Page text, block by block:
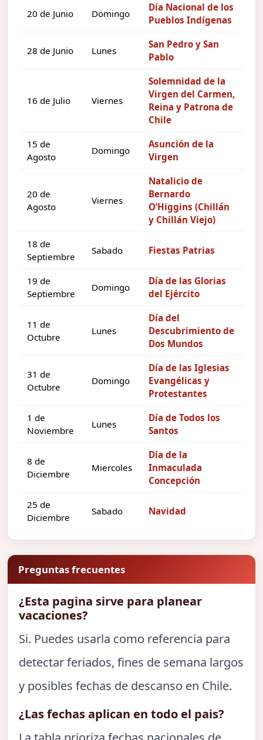
20 de Junio Domingo
Día Nacional de los
Pueblos Indígenas
28 de Junio Lunes
San Pedro y San
Pablo
16 de Julio Viernes
Solemnidad de la
Virgen del Carmen,
Reina y Patrona de
Chile
15 de
Agosto
Domingo
Asunción de la
Virgen
20 de
Agosto
Viernes
Natalicio de
Bernardo
O’Higgins (Chillán
y Chillán Viejo)
18 de
Septiembre
Sabado Fiestas Patrias
19 de
Septiembre
Domingo
Día de las Glorias
del Ejército
11 de
Octubre
Lunes
Día del
Descubrimiento de
Dos Mundos
31 de
Octubre
Domingo
Día de las Iglesias
Evangélicas y
Protestantes
1 de
Noviembre
Lunes
Día de Todos los
Santos
8 de
Diciembre
Miercoles
Día de la
Inmaculada
Concepción
25 de
Diciembre
Sabado Navidad
Preguntas frecuentes
¿Esta pagina sirve para planear
vacaciones?
Si. Puedes usarla como referencia para
detectar feriados, fines de semana largos
y posibles fechas de descanso en Chile.
¿Las fechas aplican en todo el pais?